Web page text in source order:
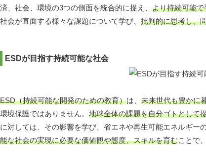
済、社会、環境の3つの側面を統合的に捉え、 より持続可能
社会が直面する様々な課題について学び、 批判的に思考し、
ESDが目指す持続可能な社会
ESD（持続可能な開発のための教育）は、 未来世代も豊かに
環境保護ではありません。 地球全体の課題を自分ゴトとして
に対しては、その影響を学び、省エネや再生可能エネルギー
能な社会の実現に必要な価値観や態度、スキルを育むことで